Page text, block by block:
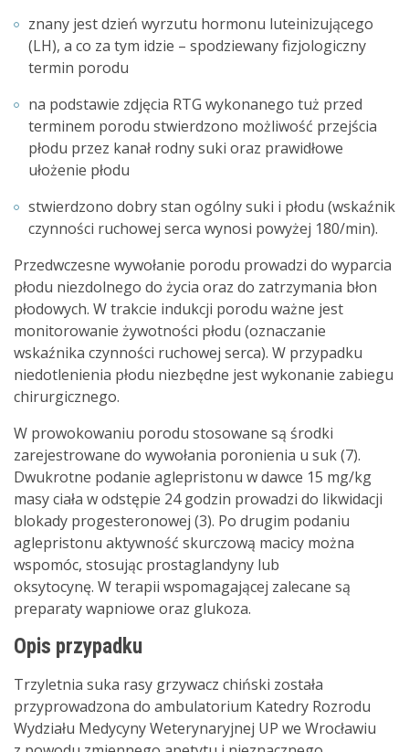
znany jest dzień wyrzutu hormonu luteinizującego
(LH), a co za tym idzie – spodziewany fizjologiczny
termin porodu
na podstawie zdjęcia RTG wykonanego tuż przed
terminem porodu stwierdzono możliwość przejścia
płodu przez kanał rodny suki oraz prawidłowe
ułożenie płodu
stwierdzono dobry stan ogólny suki i płodu (wskaźnik
czynności ruchowej serca wynosi powyżej 180/min).
Przedwczesne wywołanie porodu prowadzi do wyparcia
płodu niezdolnego do życia oraz do zatrzymania błon
płodowych. W trakcie indukcji porodu ważne jest
monitorowanie żywotności płodu (oznaczanie
wskaźnika czynności ruchowej serca). W przypadku
niedotlenienia płodu niezbędne jest wykonanie zabiegu
chirurgicznego.
W prowokowaniu porodu stosowane są środki
zarejestrowane do wywołania poronienia u suk (7).
Dwukrotne podanie aglepristonu w dawce 15 mg/kg
masy ciała w odstępie 24 godzin prowadzi do likwidacji
blokady progesteronowej (3). Po drugim podaniu
aglepristonu aktywność skurczową macicy można
wspomóc, stosując prostaglandyny lub
oksytocynę. W terapii wspomagającej zalecane są
preparaty wapniowe oraz glukoza.
Opis przypadku
Trzyletnia suka rasy grzywacz chiński została
przyprowadzona do ambulatorium Katedry Rozrodu
Wydziału Medycyny Weterynaryjnej UP we Wrocławiu